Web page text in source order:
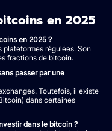
en 2025
en 2025 ?
régulées. Son
fractions de bitcoin.
passer par une
Toutefois, il existe
dans certaines
dans le bitcoin ?